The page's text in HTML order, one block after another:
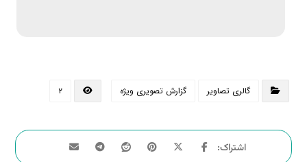
گالری تصاویر گزارش تصویری ویژه ۲